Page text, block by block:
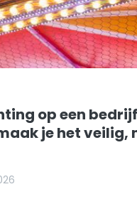
op een
je het veilig,